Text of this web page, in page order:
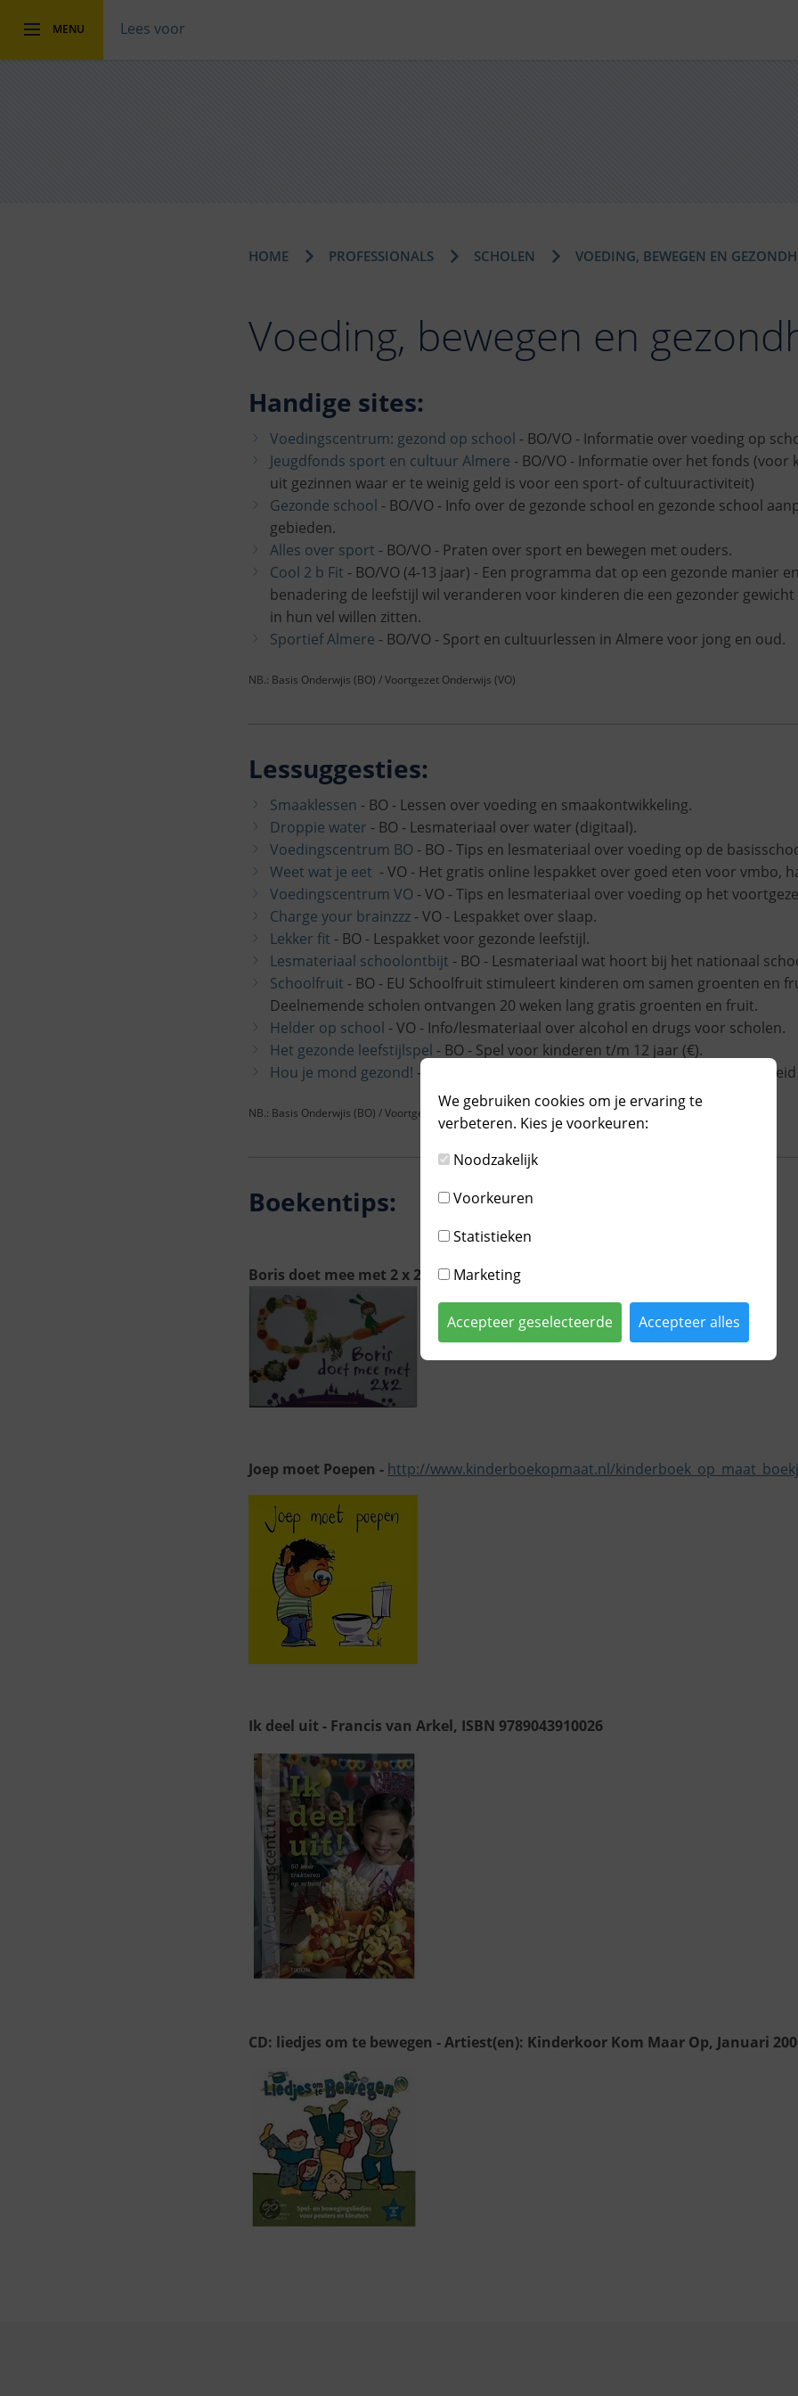
Lees voor
MENU
HOME PROFESSIONALS SCHOLEN VOEDING, BEWEGEN EN
Voeding, bewegen en
Handige sites:
Voedingscentrum: gezond op school - BO/VO - Informatie over voeding op
Jeugdfonds sport en cultuur Almere - BO/VO - Informatie over het fonds (voor
uit gezinnen waar er te weinig geld is voor een sport- of cultuuractiviteit)
Gezonde school - BO/VO - Info over de gezonde school en gezonde school
gebieden.
Alles over sport - BO/VO - Praten over sport en bewegen met ouders.
Cool 2 b Fit - BO/VO (4-13 jaar) - Een programma dat op een gezonde manier
benadering de leefstijl wil veranderen voor kinderen die een gezonder
in hun vel willen zitten.
Sportief Almere - BO/VO - Sport en cultuurlessen in Almere voor jong en oud.
NB.: Basis Onderwjis (BO) / Voortgezet Onderwijs (VO)
Lessuggesties:
Smaaklessen - BO - Lessen over voeding en smaakontwikkeling.
Droppie water - BO - Lesmateriaal over water (digitaal).
Voedingscentrum BO - BO - Tips en lesmateriaal over voeding op de
Weet wat je eet - VO - Het gratis online lespakket over goed eten voor vmbo,
Voedingscentrum VO - VO - Tips en lesmateriaal over voeding op het
Charge your brainzzz - VO - Lespakket over slaap.
Lekker fit - BO - Lespakket voor gezonde leefstijl.
Lesmateriaal schoolontbijt - BO - Lesmateriaal wat hoort bij het nationaal
Schoolfruit - BO - EU Schoolfruit stimuleert kinderen om samen groenten en
Deelnemende scholen ontvangen 20 weken lang gratis groenten en fruit.
Helder op school - VO - Info/lesmateriaal over alcohol en drugs voor scholen.
Het gezonde leefstijlspel - BO - Spel voor kinderen t/m 12 jaar (€).
Hou je mond gezond! - BO - Landelijke onderwijsproject over
NB.: Basis Onderwjis (BO) / Voortgezet Onderwijs (VO)
Boekentips:
Boris doet mee met 2 x 2 - Mettes Miranda, Schut Caroline
Joep moet Poepen - http://www.kinderboekopmaat.nl/
Ik deel uit - Francis van Arkel, ISBN 9789043910026
CD: liedjes om te bewegen - Artiest(en): Kinderkoor Kom Maar Op, Januari
We gebruiken cookies om je ervaring te
verbeteren. Kies je voorkeuren:
Noodzakelijk
Voorkeuren
Statistieken
Marketing
Accepteer geselecteerde Accepteer alles